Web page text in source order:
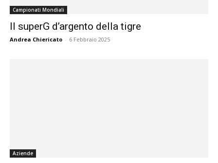
Campionati Mondiali
Il superG d’argento della tigre
Andrea Chiericato - 6 Febbraio 2025
Aziende